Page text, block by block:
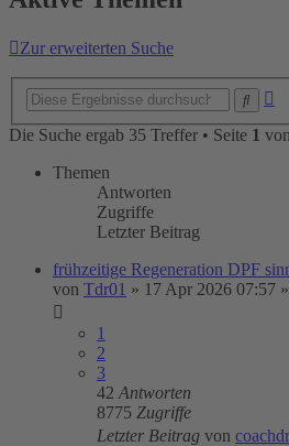
Zur erweiterten Suche
Die Suche ergab 35 Treffer • Seite 1 von
Themen
Antworten
Zugriffe
Letzter Beitrag
frühzeitige Regeneration DPF
von Tdr01 » 17 Apr 2026 07:57
1
2
3
42 Antworten
8775 Zugriffe
Letzter Beitrag von